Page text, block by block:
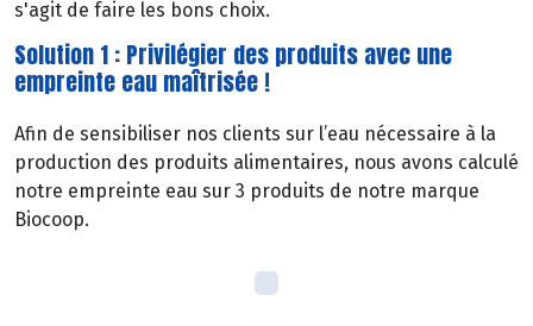
s'agit de faire les bons choix.
Solution 1 : Privilégier des produits avec une
empreinte eau maîtrisée !
Afin de sensibiliser nos clients sur l’eau nécessaire à la
production des produits alimentaires, nous avons calculé
notre empreinte eau sur 3 produits de notre marque
Biocoop.